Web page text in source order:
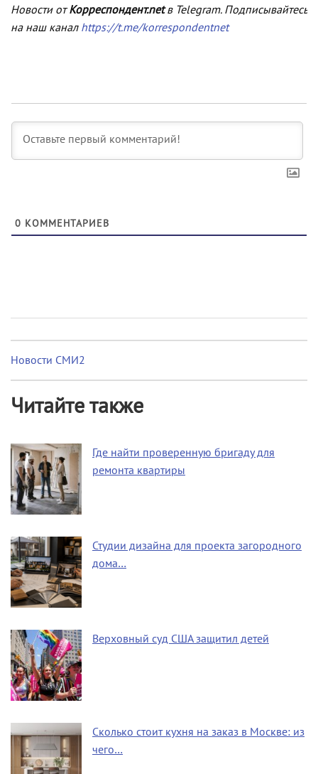
Новости отКорреспондент.netв Telegram. Подписывайтесь
на наш канал https://t.me/korrespondentnet
0 КОММЕНТАРИЕВ
Новости СМИ2
Читайте также
Где найти проверенную бригаду для
ремонта квартиры
Студии дизайна для проекта загородного
дома…
Верховный суд США защитил детей
Сколько стоит кухня на заказ в Москве: из
чего…